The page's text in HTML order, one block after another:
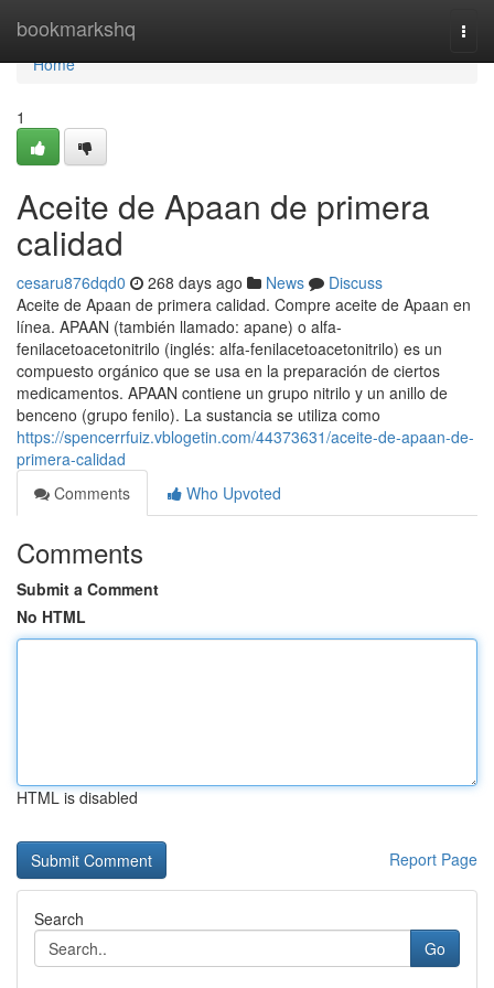
bookmarkshq
Home
Home
1
Aceite de Apaan de primera
calidad
cesaru876dqd0 268 days ago News
Discuss
Aceite de Apaan de primera calidad. Compre aceite de Apaan en
línea. APAAN (también llamado: apane) o alfa-
fenilacetoacetonitrilo (inglés: alfa-fenilacetoacetonitrilo) es un
compuesto orgánico que se usa en la preparación de ciertos
medicamentos. APAAN contiene un grupo nitrilo y un anillo de
benceno (grupo fenilo). La sustancia se utiliza como
https://spencerrfuiz.vblogetin.com/44373631/aceite-de-apaan-de-
primera-calidad
Comments
Who Upvoted
Comments
Submit a Comment
No HTML
HTML is disabled
Report Page
Search
Go